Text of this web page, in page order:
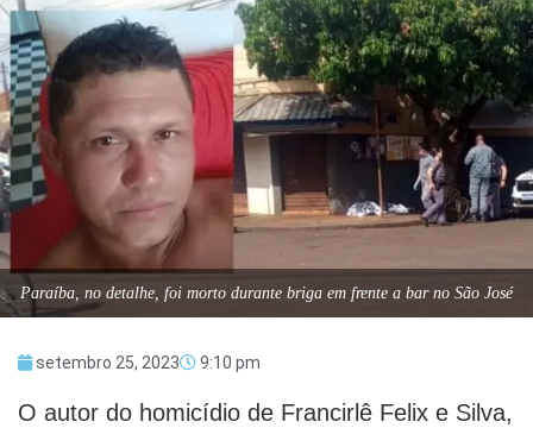
Paraíba, no detalhe, foi morto durante briga em frente a bar no São José
setembro 25, 2023 9:10 pm
O autor do homicídio de Francirlê Felix e Silva,